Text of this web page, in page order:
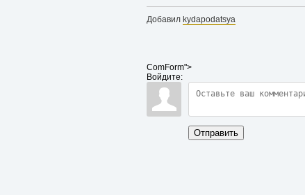
Добавил kydapodatsya
ComForm">
Войдите:
Отправить